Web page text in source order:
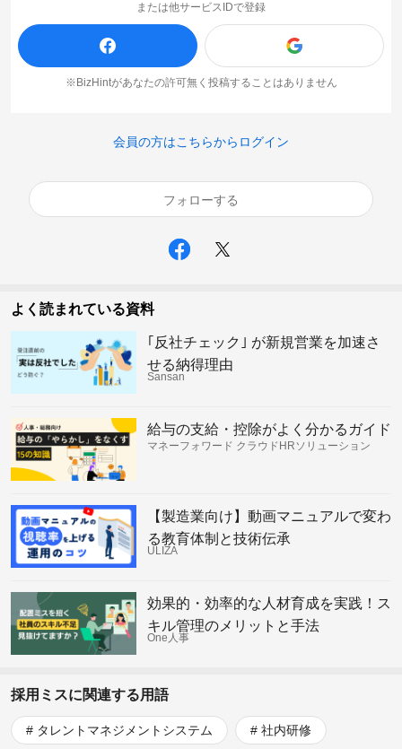
または他サービスIDで登録
※BizHintがあなたの許可無く投稿することはありません
会員の方はこちらからログイン
フォローする
よく読まれている資料
｢反社チェック｣ が新規営業を加速さ
せる納得理由
Sansan
給与の支給・控除がよく分かるガイド
マネーフォワード クラウドHRソリューション
【製造業向け】動画マニュアルで変わ
る教育体制と技術伝承
ULIZA
効果的・効率的な人材育成を実践！ス
キル管理のメリットと手法
One人事
採用ミスに関連する用語
タレントマネジメントシステム 社内研修